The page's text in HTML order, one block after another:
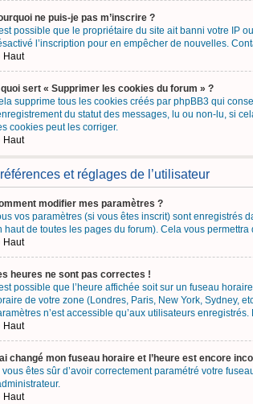
ne puis-je pas m’inscrire ?
est possible que le propriétaire du site ait banni votre IP
l’inscription pour en empêcher de nouvelles.
Haut
sert « Supprimer les cookies du forum » ?
supprime tous les cookies créés par phpBB3 qui
du statut des messages, lu ou non-lu, si
cookies peut les corriger.
Haut
et réglages de l’utilisateur
modifier mes paramètres ?
vos paramètres (si vous êtes inscrit) sont enregistrés
haut de toutes les pages du forum). Cela vous
Haut
heures ne sont pas correctes !
est possible que l’heure affichée soit sur un fuseau
de votre zone (Londres, Paris, New York, Sydney,
n’est accessible qu’aux utilisateurs
Haut
changé mon fuseau horaire et l’heure est encore
vous êtes sûr d’avoir correctement paramétré votre
Haut